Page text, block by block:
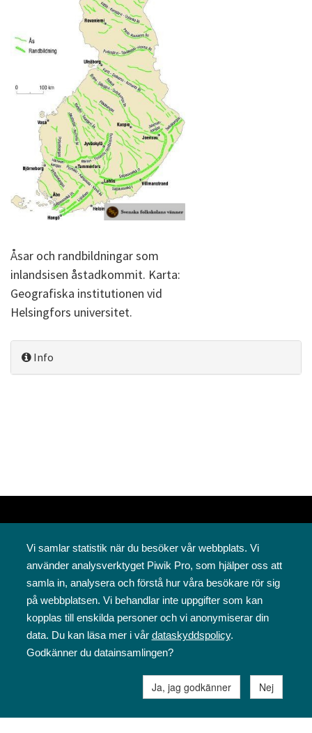
Åsar och randbildningar som
inlandsisen åstadkommit. Karta:
Geografiska institutionen vid
Helsingfors universitet.
Info
Svenska folkskolans vänner rf
Annegatan 12
00120 Helsingfors
09 6844 570
sfv@sfv.fi
Vi samlar statistik när du besöker vår webbplats. Vi
använder analysverktyget Piwik Pro, som hjälper oss att
samla in, analysera och förstå hur våra besökare rör sig
på webbplatsen. Vi behandlar inte uppgifter som kan
kopplas till enskilda personer och vi anonymiserar din
data. Du kan läsa mer i vår dataskyddspolicy.
Godkänner du datainsamlingen?
Ja, jag godkänner Nej